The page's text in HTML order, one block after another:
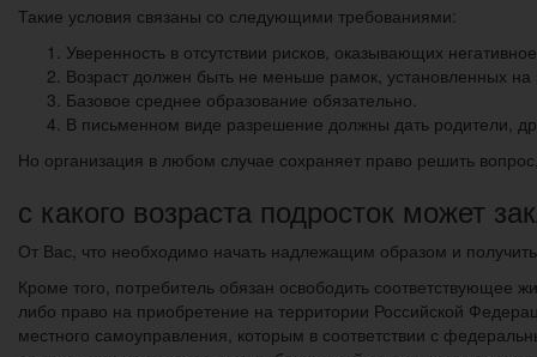
Такие условия связаны со следующими требованиями:
Уверенность в отсутствии рисков, оказывающих
Возраст должен быть не меньше рамок, установленных на
Базовое среднее образование обязательно.
В письменном виде разрешение должны дать родители,
Но организация в любом случае сохраняет право решить
с какого возраста подросток может
От Вас, что необходимо начать надлежащим образом и
Кроме того, потребитель обязан освободить соответствующее
либо право на приобретение на территории Российской
местного самоуправления, которым в соответствии с